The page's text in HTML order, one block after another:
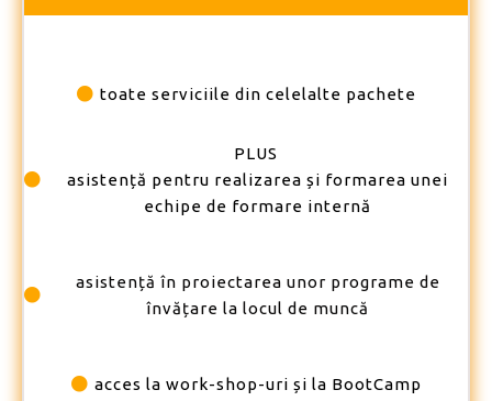
toate serviciile din celelalte pachete
PLUS
asistență pentru realizarea și formarea unei
echipe de formare internă
asistență în proiectarea unor programe de
învățare la locul de muncă
acces la work-shop-uri și la BootCamp